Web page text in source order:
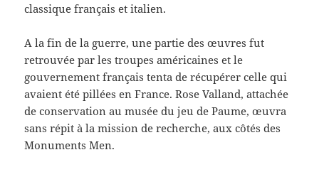
classique français et italien.
A la fin de la guerre, une partie des œuvres fut
retrouvée par les troupes américaines et le
gouvernement français tenta de récupérer celle qui
avaient été pillées en France. Rose Valland, attachée
de conservation au musée du jeu de Paume, œuvra
sans répit à la mission de recherche, aux côtés des
Monuments Men.